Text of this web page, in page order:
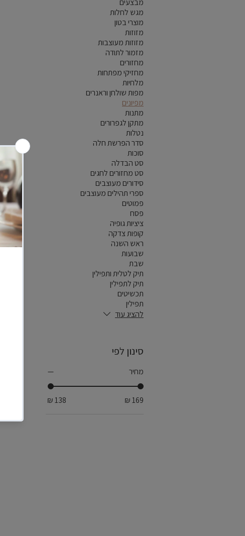
מגש לחלות
מוצרי בטון
מזוזות
מזוזות מעוצבות
מזמור לתודה
מחזורים
מחזיקי מפתחות
מלחיות
מפות שולחן וראנרים
מפיונים
מתנות
מתקן לגפרורים
נטלות
סדר הפרשת חלה
סוכות
סט הבדלה
סט מחזורים לחגים
סידורים מעוצבים
ספרי תהילים מעוצבים
פמוטים
פסח
ציציות גופיה
קופות צדקה
ראש השנה
שבועות
שבת
תיק לטלית ותפילין
תיק לתפילין
תכשיטים
תפילין
להציג עוד
סינון לפי
מחיר